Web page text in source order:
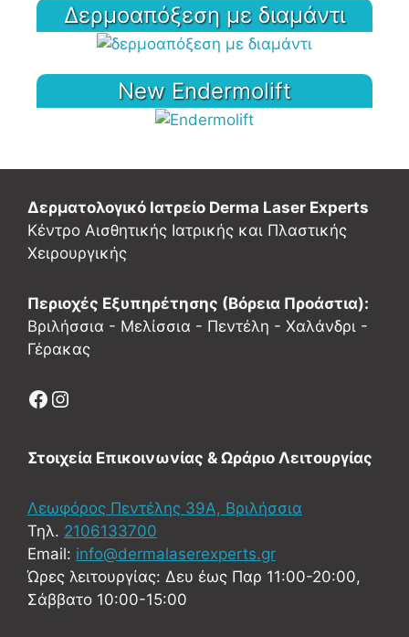
Δερμοαπόξεση με διαμάντι
New Endermolift
Δερματολογικό Ιατρείο Derma Laser Experts
Κέντρο Αισθητικής Ιατρικής και Πλαστικής
Χειρουργικής
Περιοχές Εξυπηρέτησης (Βόρεια Προάστια):
Βριλήσσια - Μελίσσια - Πεντέλη - Χαλάνδρι -
Γέρακας
Στοιχεία Επικοινωνίας & Ωράριο Λειτουργίας
Λεωφόρος Πεντέλης 39Α, Βριλήσσια
Τηλ. 2106133700
Email: info@dermalaserexperts.gr
Ώρες λειτουργίας: Δευ έως Παρ 11:00-20:00,
Σάββατο 10:00-15:00